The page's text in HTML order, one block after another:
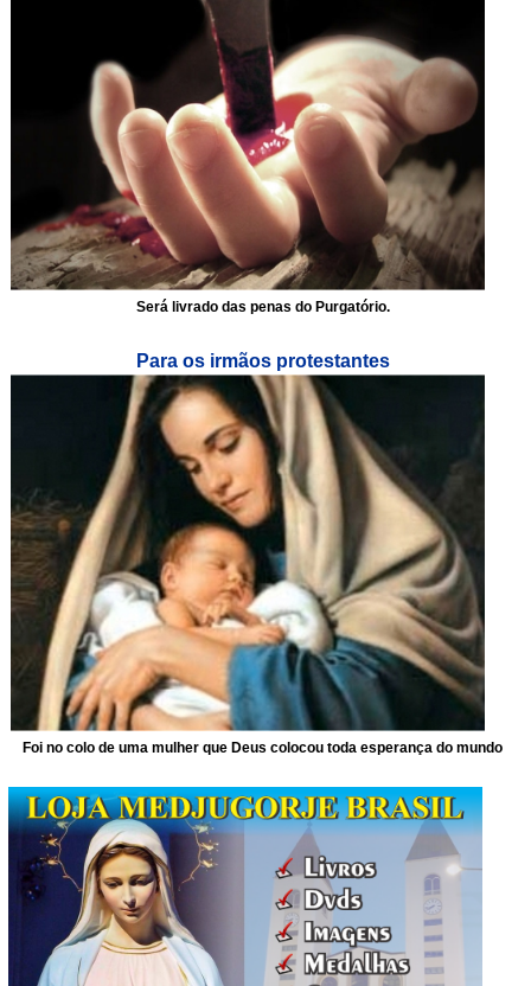
Será livrado das penas do Purgatório.
Para os irmãos protestantes
Foi no colo de uma mulher que Deus colocou toda esperança do mundo